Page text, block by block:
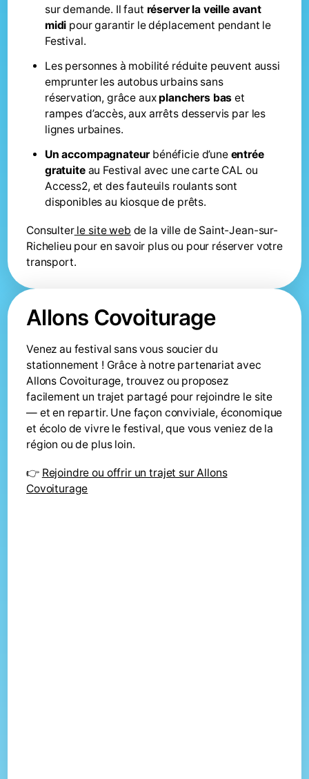
sur demande. Il faut réserver la veille avant
midi pour garantir le déplacement pendant le
Festival.
Les personnes à mobilité réduite peuvent aussi
emprunter les autobus urbains sans
réservation, grâce aux planchers bas et
rampes d’accès, aux arrêts desservis par les
lignes urbaines.
Un accompagnateurbénéficie d’une entrée
gratuiteau Festival avec une carte CAL ou
Access2, et des fauteuils roulants sont
disponibles au kiosque de prêts.
Consulterle site web de la ville de Saint-Jean-sur-
Richelieu pour en savoir plus ou pour réserver votre
transport.
Allons Covoiturage
Venez au festival sans vous soucier du
stationnement ! Grâce à notre partenariat avec
Allons Covoiturage, trouvez ou proposez
facilement un trajet partagé pour rejoindre le site
— et en repartir. Une façon conviviale, économique
et écolo de vivre le festival, que vous veniez de la
région ou de plus loin.
👉 Rejoindre ou offrir un trajet sur Allons
Covoiturage